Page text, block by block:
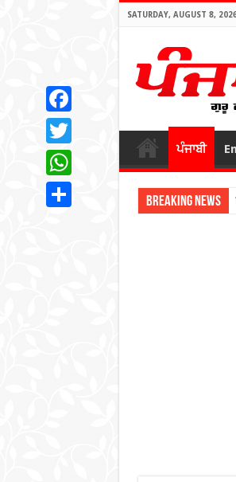
SATURDAY, AUGUST 8,
ਪੰਜਾਬੀ
Breaking News
Facebook
Twitter
WhatsApp